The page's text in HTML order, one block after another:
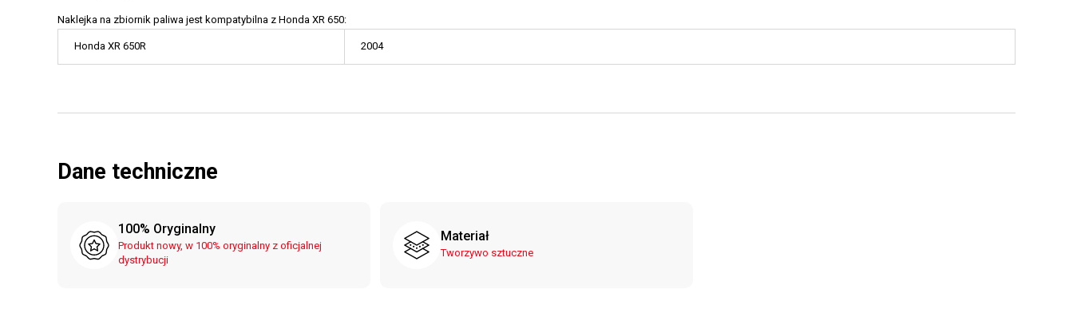
Naklejka na zbiornik paliwa jest kompatybilna z Honda XR 650:
Honda XR 650R 2004
Dane techniczne
100% Oryginalny
Produkt nowy, w 100% oryginalny z oficjalnej
dystrybucji
Materiał
Tworzywo sztuczne